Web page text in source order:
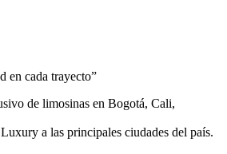
en cada trayecto”
de limosinas en Bogotá, Cali,
a las principales ciudades del país.